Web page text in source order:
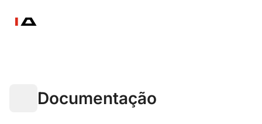
Documentação